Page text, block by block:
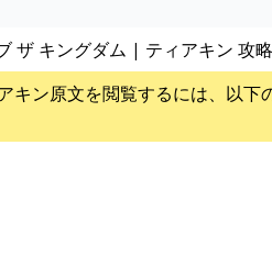
ザ キングダム | ティアキン 攻
キン原文を閲覧するには、以下